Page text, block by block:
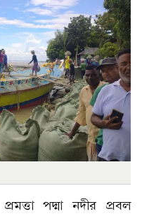
পদ্মা নদীর প্রবল